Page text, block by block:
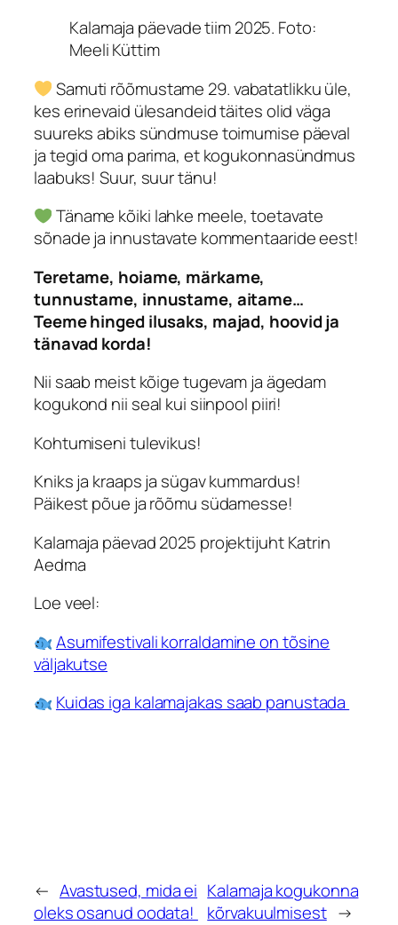
Kalamaja päevade tiim 2025. Foto:
Meeli Küttim
Samuti rõõmustame 29. vabatatlikku üle,
kes erinevaid ülesandeid täites olid väga
suureks abiks sündmuse toimumise päeval
ja tegid oma parima, et kogukonnasündmus
laabuks! Suur, suur tänu!
Täname kõiki lahke meele, toetavate
sõnade ja innustavate kommentaaride eest!
Teretame, hoiame, märkame,
tunnustame, innustame, aitame…
Teeme hinged ilusaks, majad, hoovid ja
tänavad korda!
Nii saab meist kõige tugevam ja ägedam
kogukond nii seal kui siinpool piiri!
Kohtumiseni tulevikus!
Kniks ja kraaps ja sügav kummardus!
Päikest põue ja rõõmu südamesse!
Kalamaja päevad 2025 projektijuht Katrin
Aedma
Loe veel:
Asumifestivali korraldamine on tõsine
väljakutse
Kuidas iga kalamajakas saab panustada
← Avastused, mida ei
oleks osanud oodata!
Kalamaja kogukonna
kõrvakuulmisest →